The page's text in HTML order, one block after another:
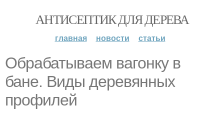
АНТИСЕПТИК ДЛЯ ДЕРЕВА
главная новости статьи
Обрабатываем вагонку в
бане. Виды деревянных
профилей